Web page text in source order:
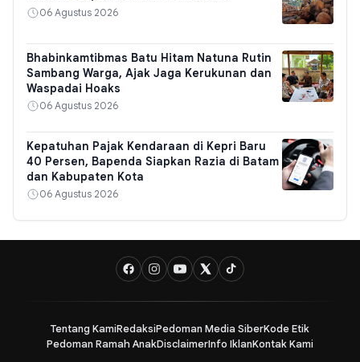
06 Agustus 2026
Bhabinkamtibmas Batu Hitam Natuna Rutin
Sambang Warga, Ajak Jaga Kerukunan dan
Waspadai Hoaks
06 Agustus 2026
Kepatuhan Pajak Kendaraan di Kepri Baru
40 Persen, Bapenda Siapkan Razia di Batam
dan Kabupaten Kota
06 Agustus 2026
Tentang KamiRedaksiPedoman Media SiberKode Etik
Pedoman Ramah AnakDisclaimerInfo IklanKontak Kami